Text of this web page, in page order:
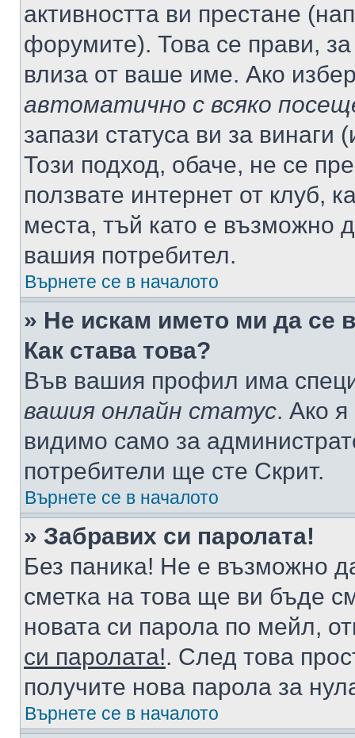
активността ви престане
форумите). Това се прави,
влиза от ваше име. Ако
автоматично с всяко
запази статуса ви за винаги
Този подход, обаче, не се
ползвате интернет от клуб,
места, тъй като е възможно
вашия потребител.
Върнете се в началото
» Не искам името ми да се
Как става това?
Във вашия профил има
вашия онлайн статус. Ако
видимо само за
потребители ще сте Скрит.
Върнете се в началото
» Забравих си паролата!
Без паника! Не е възможно
сметка на това ще ви бъде
новата си парола по мейл,
си паролата!. След това
получите нова парола за
Върнете се в началото